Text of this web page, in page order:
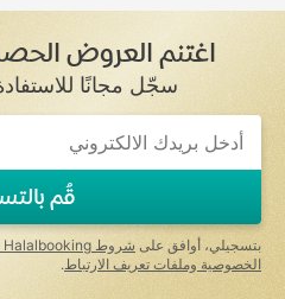
اغتنم العروض
سجّل مجانًا
قُم
بتسجيلي، أوافق علىشروط Halalbooking للاستخدام
الخصوصية وملفات تعريف الارتباط.